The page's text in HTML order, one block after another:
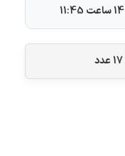
ساعت 11:45
17عدد